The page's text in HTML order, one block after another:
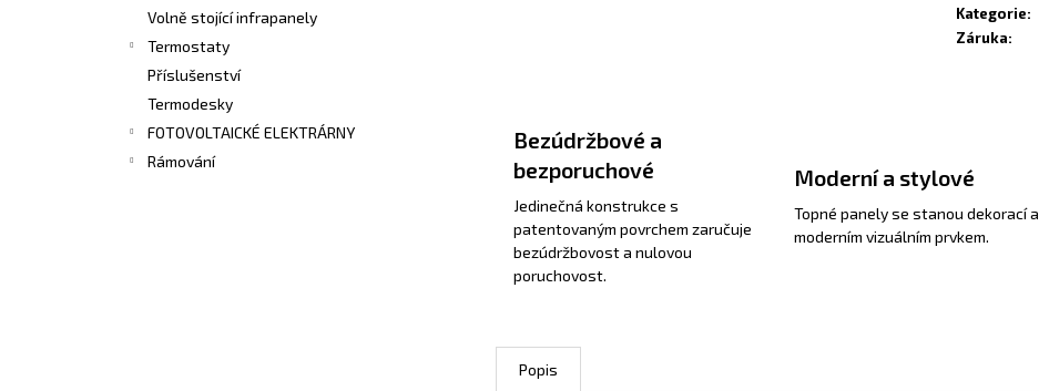
Volně stojící infrapanely
Termostaty
Příslušenství
Termodesky
FOTOVOLTAICKÉ ELEKTRÁRNY
Rámování
Kategorie:
Záruka:
Bezúdržbové a
bezporuchové
Jedinečná konstrukce s
patentovaným povrchem zaručuje
bezúdržbovost a nulovou
poruchovost.
Moderní a stylové
Topné panely se stanou dekorací a
moderním vizuálním prvkem.
Popis